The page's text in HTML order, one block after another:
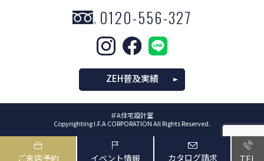
0120-556-327
ZEH普及実績
IFA住宅設計室
Copyrighting I.F.A CORPORATION All Rights Reserved.
ご来店予約 イベント情報 カタログ請求 TEL